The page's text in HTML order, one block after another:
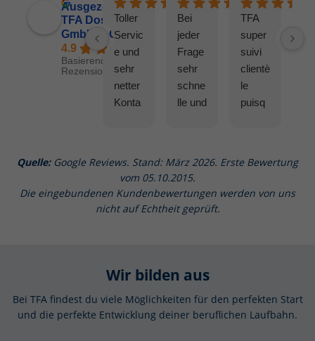
Ausgezeichnet
TFA Dostmann
GmbH & Co. KG
4.9
Basierend auf 589
Rezensionen
Toller
Servic
e und
sehr
netter
Konta
Bei
jeder
Frage
sehr
schne
lle und
Ausku
und
Sehr
.
TFA
super
suivi
clientè
le
puisq
tombé
e en
la
chang
Quelle:Google Reviews. Stand: März 2026. Erste Bewertung
vom 05.10.2015.
Die eingebundenen Kundenbewertungen werden von uns
nicht auf Echtheit geprüft.
Wir bilden aus
Bei TFA findest du viele Möglichkeiten für den perfekten Start
und die perfekte Entwicklung deiner beruflichen Laufbahn.